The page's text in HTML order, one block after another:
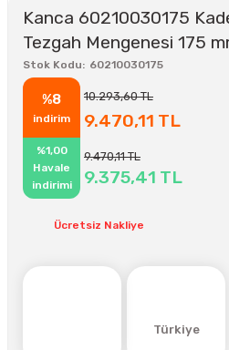
Kanca 60210030175
Tezgah Mengenesi 175
Stok Kodu 60210030175
%8
indirim
10.293,60 TL
9.470,11 TL
%1,00
Havale
indirimi
9.470,11 TL
9.375,41 TL
Ücretsiz Nakliye
Türkiye